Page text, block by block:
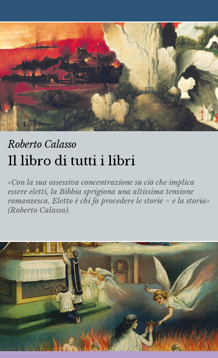
Roberto Calasso
Il libro di tutti i libri
«Con la sua ossessiva concentrazione su ciò che implica
essere eletti, la Bibbia sprigiona una altissima tensione
romanzesca. Eletto è chi fa procedere le storie – e la storia»
(Roberto Calasso).